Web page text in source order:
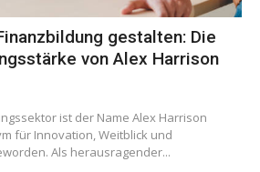
gestalten: Die
von Alex Harrison
ist der Name Alex Harrison
für Innovation, Weitblick und
Als herausragender...